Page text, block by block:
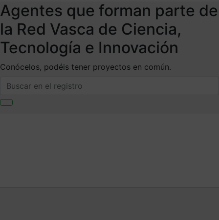
Agentes que forman parte de
la Red Vasca de Ciencia,
Tecnología e Innovación
Conócelos, podéis tener proyectos en común.